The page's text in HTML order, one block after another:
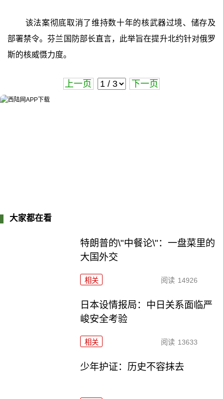
该法案彻底取消了维持数十年的核武器过境、储存及
部署禁令。芬兰国防部长直言，此举旨在提升北约针对俄罗
斯的核威慑力度。
上一页 下一页
大家都在看
特朗普的\"中餐论\"：一盘菜里的
大国外交
相关 阅读 14926
日本设情报局：中日关系面临严
峻安全考验
相关 阅读 13633
少年护证：历史不容抹去